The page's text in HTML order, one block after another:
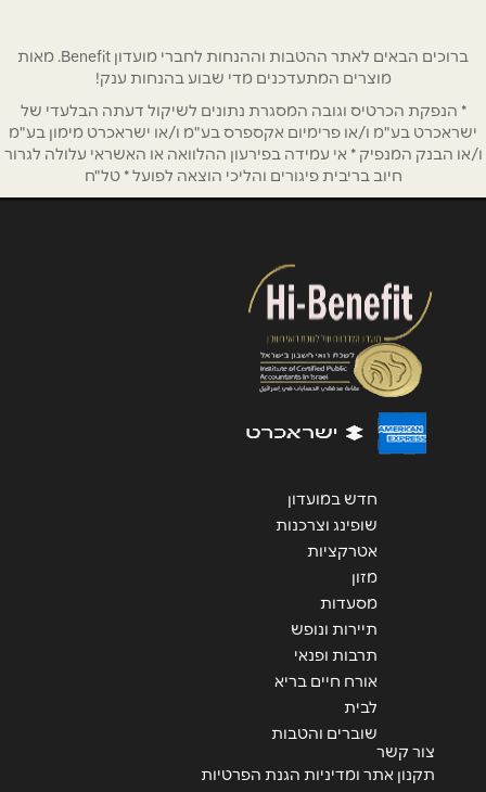
נושא*
אנא חזרו אלי בקשר ל...
הודעה*
שליחה
ברוכים הבאים לאתר ההטבות וההנחות לחברי מועדון Benefit. מאות
מוצרים המתעדכנים מדי שבוע בהנחות ענק!
* הנפקת הכרטיס וגובה המסגרת נתונים לשיקול דעתה הבלעדי של
ישראכרט בע"מ ו/או פרימיום אקספרס בע"מ ו/או ישראכרט מימון בע"מ
ו/או הבנק המנפיק * אי עמידה בפירעון ההלוואה או האשראי עלולה לגרור
חיוב בריבית פיגורים והליכי הוצאה לפועל * טל"ח
חדש במועדון
שופינג וצרכנות
אטרקציות
מזון
מסעדות
תיירות ונופש
תרבות ופנאי
אורח חיים בריא
לבית
שוברים והטבות
צור קשר
תקנון אתר ומדיניות הגנת הפרטיות